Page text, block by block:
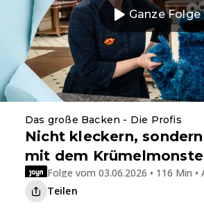
Ganze Folge
Das große Backen - Die Profis
Nicht kleckern,
mit dem
Folge vom 03.06.2026 • 116 Min •
Teilen